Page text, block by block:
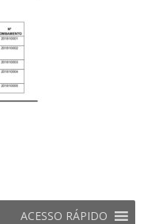
ACESSO RÁPIDO